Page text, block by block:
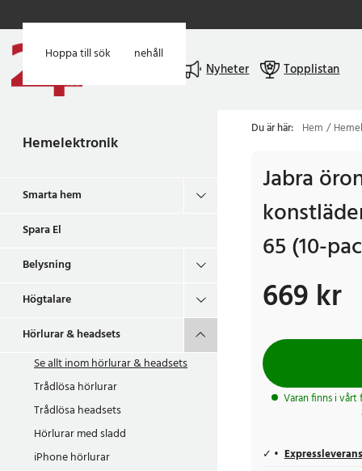
Hoppa till huvudinnehåll
Hoppa till sök
Nyheter Topplistan
Hemelektronik
Smarta hem
Spara El
Belysning
Högtalare
Hörlurar & headsets
Se allt inomhörlurar & headsets
Trådlösa hörlurar
Trådlösa headsets
Hörlurar med sladd
iPhone hörlurar
Du är här: Hem
Jabra
65 (10-
Pris:669 kr
669 kr
Varan finns i vårt
Expressleverans